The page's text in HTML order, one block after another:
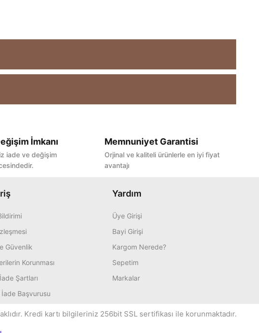
İmkanı
iade ve değişim
Memnuniyet Garantisi
Orjinal ve kaliteli ürünlerle en iyi fiyat
avantajı
Güvenlik
Korunması
Şartları
İade Başvurusu
Yardım
Üye Girişi
Bayi Girişi
Kargom Nerede?
Sepetim
Markalar
Kredi kartı bilgileriniz 256bit SSL sertifikası ile korunmaktadır.